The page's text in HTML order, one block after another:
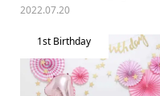
2022.07.20
1st Birthday